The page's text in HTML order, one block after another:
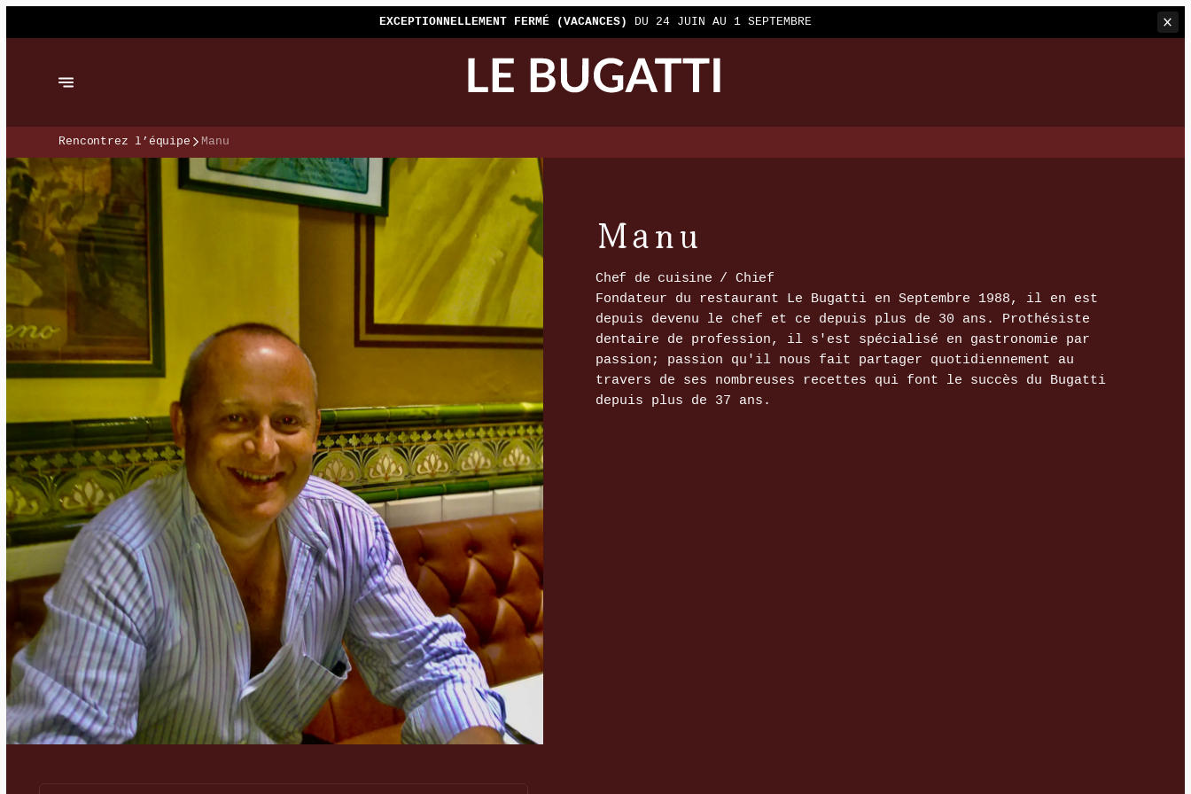
EXCEPTIONNELLEMENT FERMÉ (VACANCES) DU 24 JUIN AU 1 SEPTEMBRE
Rencontrez l’équipe Manu
Manu
Chef de cuisine / Chief
Fondateur du restaurant Le Bugatti en Septembre 1988, il en est
depuis devenu le chef et ce depuis plus de 30 ans. Prothésiste
dentaire de profession, il s'est spécialisé en gastronomie par
passion; passion qu'il nous fait partager quotidiennement au
travers de ses nombreuses recettes qui font le succès du Bugatti
depuis plus de 37 ans.